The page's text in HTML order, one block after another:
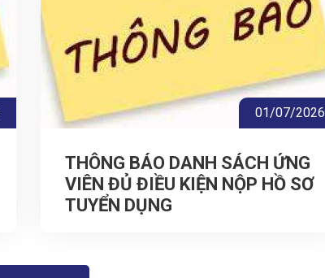
01/07/2026
THÔNG BÁO DANH SÁCH ỨNG
VIÊN ĐỦ ĐIỀU KIỆN NỘP HỒ SƠ
TUYỂN DỤNG